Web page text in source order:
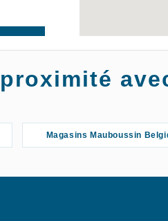
Magasins Mauboussin